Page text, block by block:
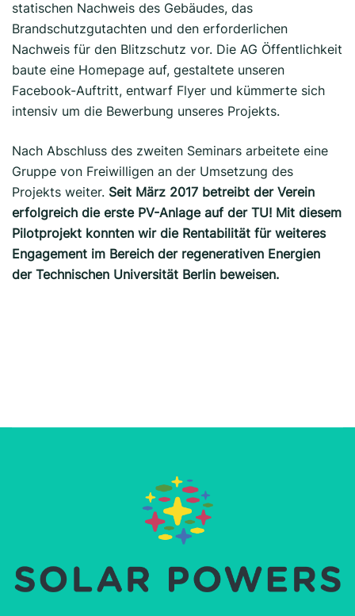
statischen Nachweis des Gebäudes, das
Brandschutzgutachten und den erforderlichen
Nachweis für den Blitzschutz vor. Die AG Öffentlichkeit
baute eine Homepage auf, gestaltete unseren
Facebook-Auftritt, entwarf Flyer und kümmerte sich
intensiv um die Bewerbung unseres Projekts.
Nach Abschluss des zweiten Seminars arbeitete eine
Gruppe von Freiwilligen an der Umsetzung des
Projekts weiter. Seit März 2017 betreibt der Verein
erfolgreich die erste PV-Anlage auf der TU! Mit diesem
Pilotprojekt konnten wir die Rentabilität für weiteres
Engagement im Bereich der regenerativen Energien
der Technischen Universität Berlin beweisen.